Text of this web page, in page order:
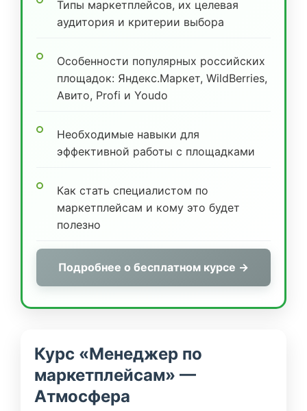
Типы маркетплейсов, их целевая
аудитория и критерии выбора
Особенности популярных российских
площадок: Яндекс.Маркет, WildBerries,
Авито, Profi и Youdo
Необходимые навыки для
эффективной работы с площадками
Как стать специалистом по
маркетплейсам и кому это будет
полезно
Подробнее о бесплатном курсе →
Курс «Менеджер по
маркетплейсам» —
Атмосфера